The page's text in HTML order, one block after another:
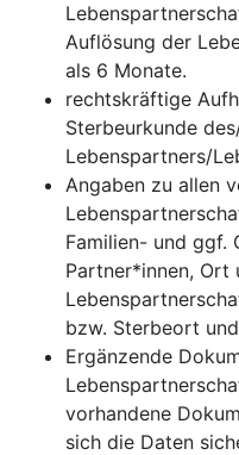
Auflösung der
als 6 Monate.
rechtskräftige
Sterbeurkunde
Lebenspartners/
Angaben zu allen
Familien- und ggf.
Partner*innen, Ort
bzw. Sterbeort
Ergänzende
vorhandene
sich die Daten